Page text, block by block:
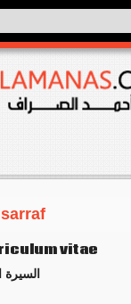
vitae
السيرة